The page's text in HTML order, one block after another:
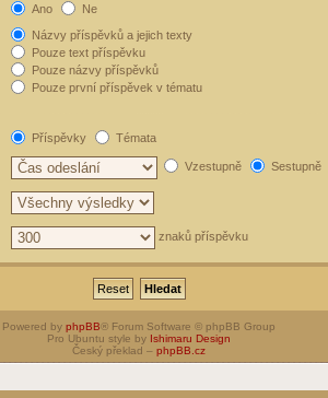
Ano
Ne
Názvy příspěvků a jejich texty
Pouze text příspěvku
Pouze názvy příspěvků
Pouze první příspěvek v tématu
Příspěvky
Témata
Vzestupně Sestupně
znaků příspěvku
Powered by phpBB® Forum Software © phpBB Group
Pro Ubuntu style by Ishimaru Design
Český překlad – phpBB.cz